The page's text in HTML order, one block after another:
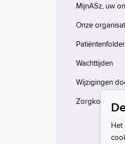
MijnASz, uw
Onze
Wachttijden
Wijzigingen
Zorgkosten
Het